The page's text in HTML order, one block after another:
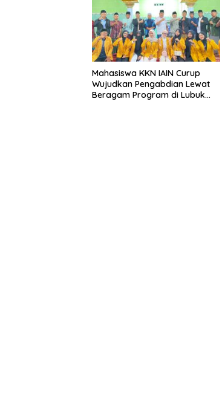
Mahasiswa KKN IAIN Curup
Wujudkan Pengabdian Lewat
Beragam Program di Lubuk